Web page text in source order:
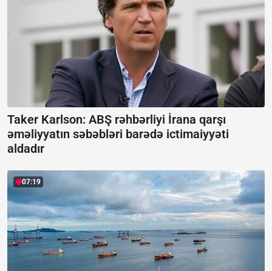
Taker Karlson: ABŞ rəhbərliyi İrana qarşı
əməliyyatın səbəbləri barədə ictimaiyyəti
aldadır
07:19